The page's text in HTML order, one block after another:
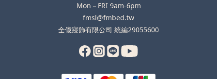
Mon－FRI 9am-6pm
fmsl@fmbed.tw
全億寢飾有限公司 統編29055600